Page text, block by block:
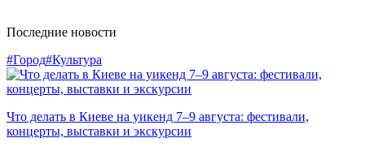
Последние новости
#Город#Культура
Что делать в Киеве на уикенд 7–9 августа: фестивали,
концерты, выставки и экскурсии